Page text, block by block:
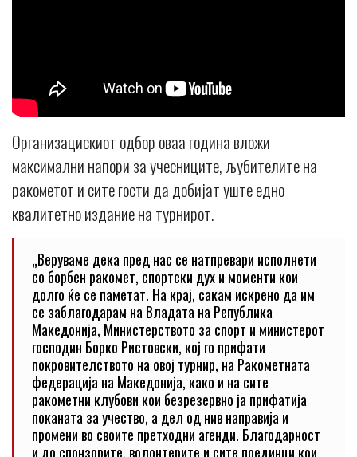
Организацискиот одбор оваа година вложи
максимални напори за учесниците, љубителите на
ракометот и сите гости да добијат уште едно
квалитетно издание на турнирот.
„Веруваме дека пред нас се натпревари исполнети
со борбен ракомет, спортски дух и моменти кои
долго ќе се паметат. На крај, сакам искрено да им
се заблагодарам на Владата на Република
Македонија, Министерството за спорт и министерот
господин Борко Ристовски, кој го прифати
покровителството на овој турнир, на Ракометната
федерација на Македонија, како и на сите
ракометни клубови кои безрезервно ја прифатија
поканата за учество, а дел од нив направија и
промени во своите претходни агенди. Благодарност
и до спонзорите, волонтерите и сите поединци кои